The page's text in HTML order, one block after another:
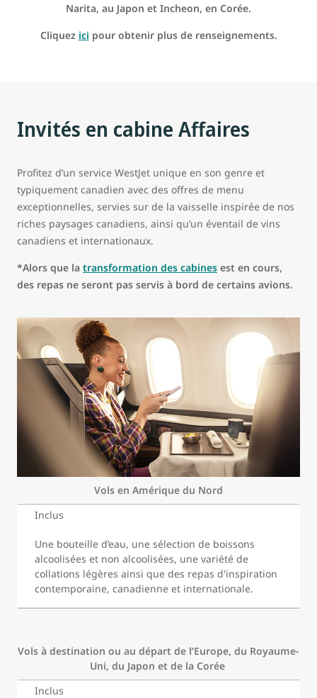
Narita, au Japon et Incheon, en Corée.
Cliquez ici pour obtenir plus de renseignements.
Invités en cabine Affaires
Profitez d’un service WestJet unique en son genre et
typiquement canadien avec des offres de menu
exceptionnelles, servies sur de la vaisselle inspirée de nos
riches paysages canadiens, ainsi qu’un éventail de vins
canadiens et internationaux.
*Alors que la transformation des cabines est en cours,
des repas ne seront pas servis à bord de certains avions.
Vols en Amérique du Nord
Inclus
Une bouteille d’eau, une sélection de boissons
alcoolisées et non alcoolisées, une variété de
collations légères ainsi que des repas d'inspiration
contemporaine, canadienne et internationale.
Vols à destination ou au départ de l’Europe, du Royaume-
Uni, du Japon et de la Corée
Inclus